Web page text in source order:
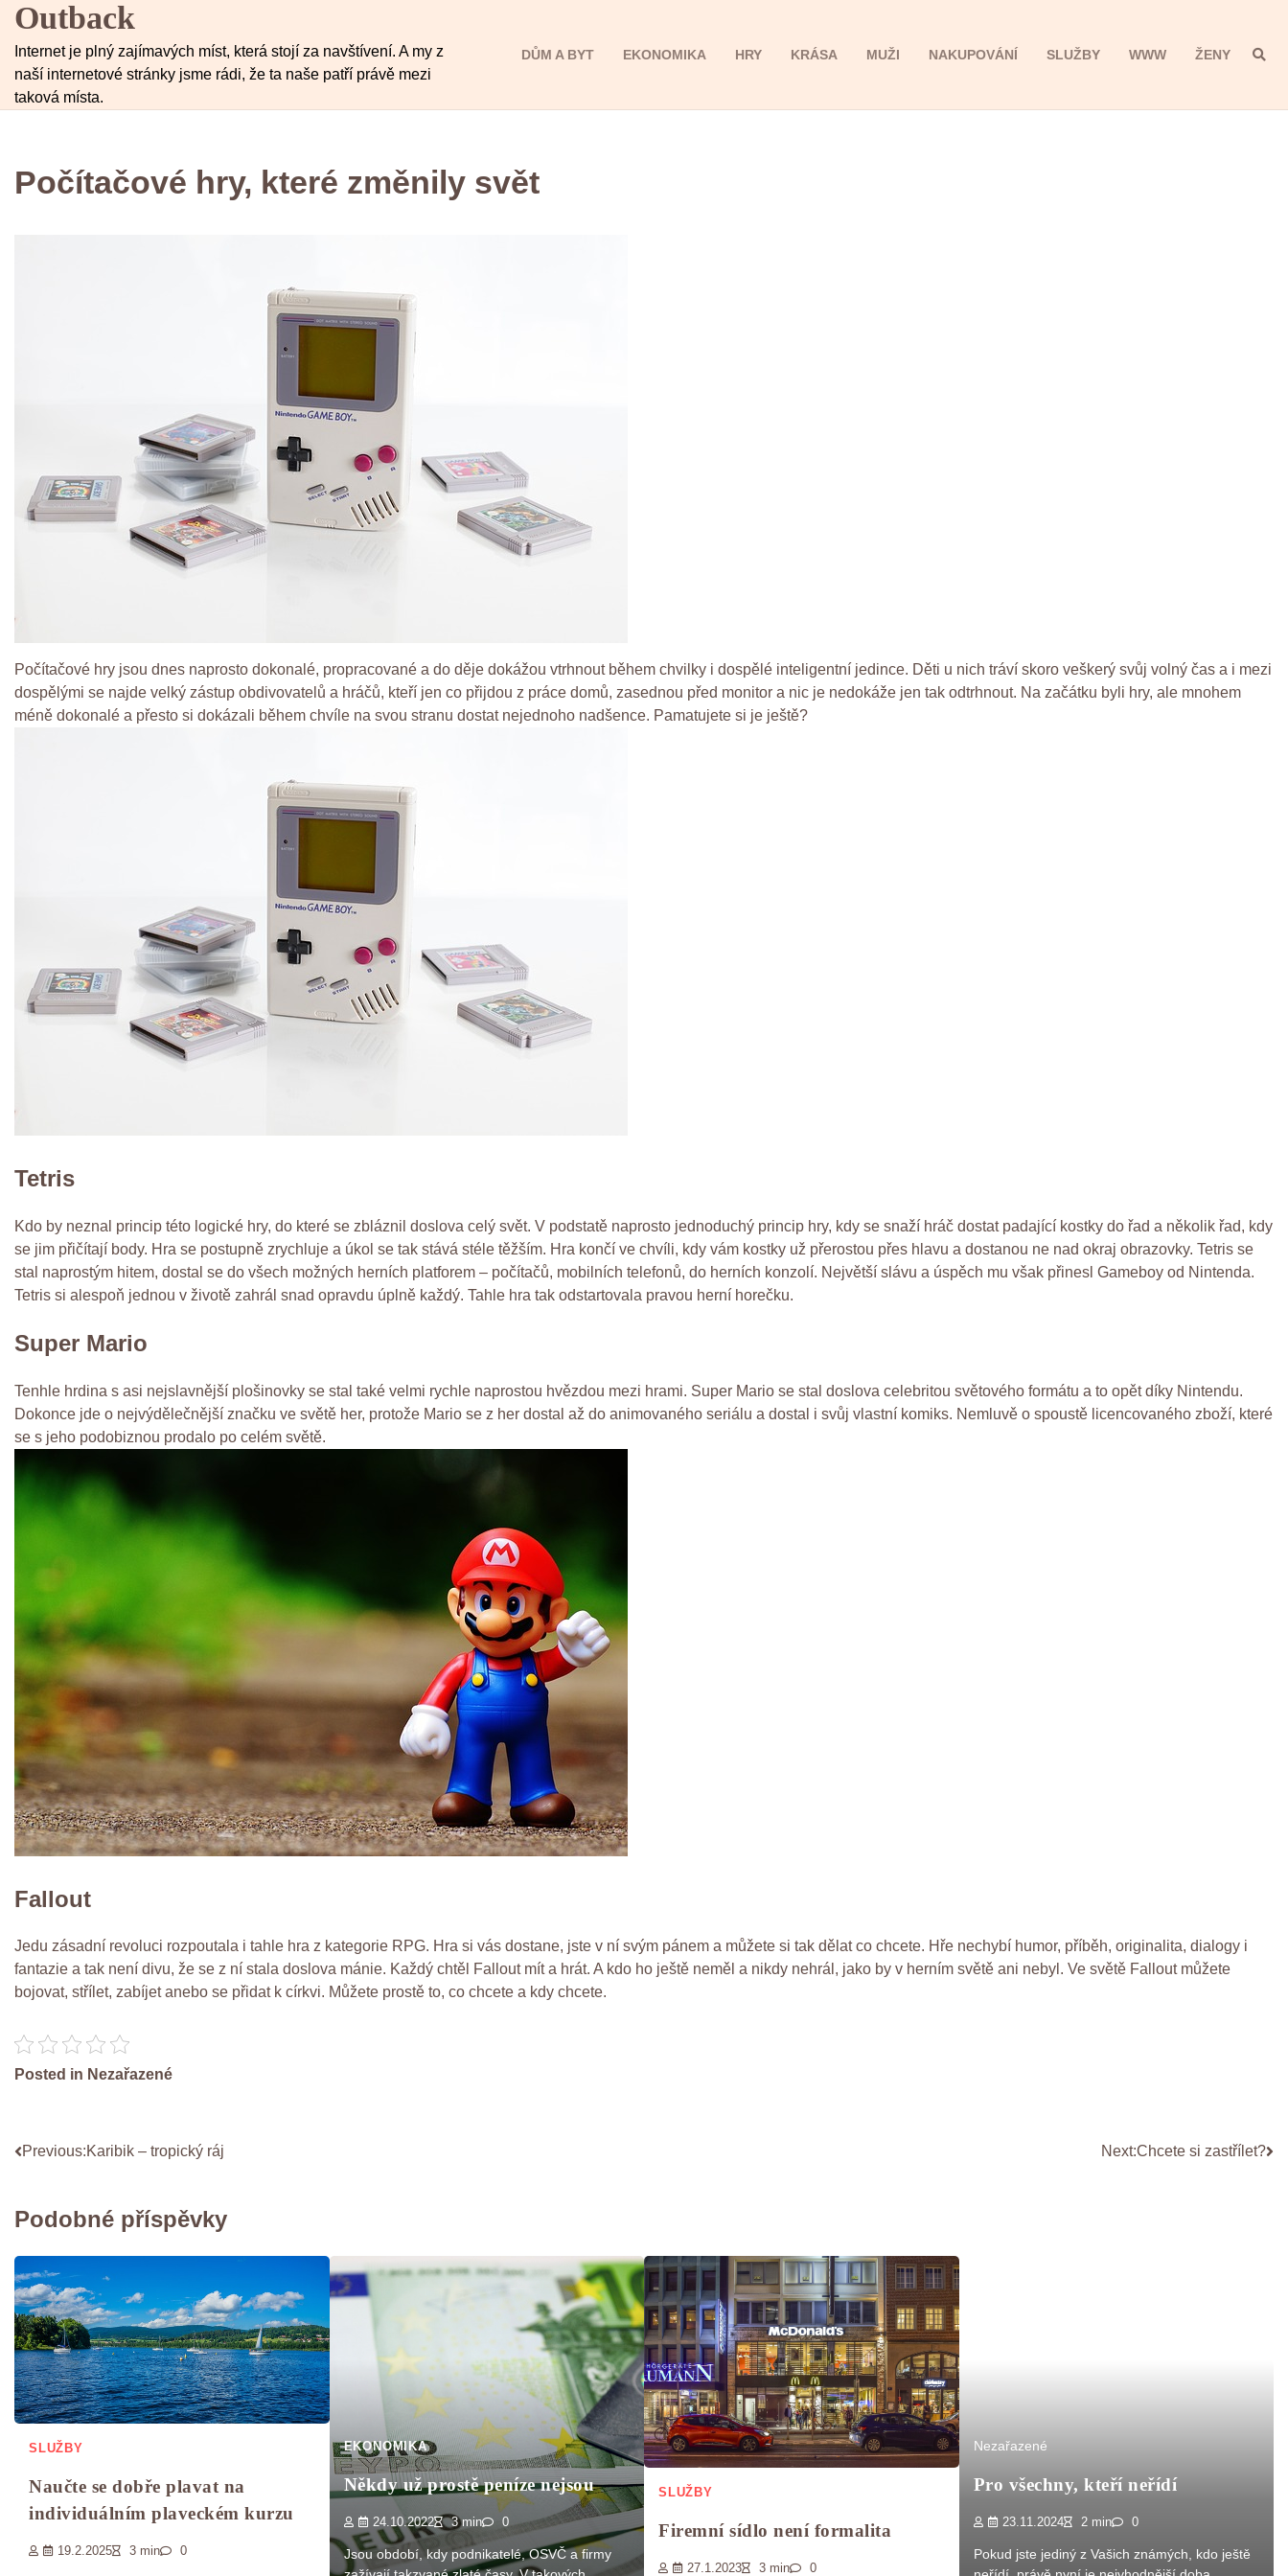
Skip
content
Outback
Internet je plný zajímavých míst, která stojí za navštívení. A my z
naší internetové stránky jsme rádi, že ta naše patří právě mezi
taková místa.
DŮM A BYT EKONOMIKA HRY KRÁSA MUŽI NAKUPOVÁNÍ SLUŽBY WWW ŽENY
Počítačové hry, které změnily svět
Počítačové hry jsou dnes naprosto dokonalé, propracované a do děje dokážou vtrhnout během chvilky i dospělé inteligentní jedince. Děti u nich tráví skoro veškerý svůj volný čas a i mezi
dospělými se najde velký zástup obdivovatelů a hráčů, kteří jen co přijdou z práce domů, zasednou před monitor a nic je nedokáže jen tak odtrhnout. Na začátku byli hry, ale mnohem
méně dokonalé a přesto si dokázali během chvíle na svou stranu dostat nejednoho nadšence. Pamatujete si je ještě?
Tetris
Kdo by neznal princip této logické hry, do které se zbláznil doslova celý svět. V podstatě naprosto jednoduchý princip hry, kdy se snaží hráč dostat padající kostky do řad a několik řad, kdy
se jim přičítají body. Hra se postupně zrychluje a úkol se tak stává stéle těžším. Hra končí ve chvíli, kdy vám kostky už přerostou přes hlavu a dostanou ne nad okraj obrazovky. Tetris se
stal naprostým hitem, dostal se do všech možných herních platforem – počítačů, mobilních telefonů, do herních konzolí. Největší slávu a úspěch mu však přinesl Gameboy od Nintenda.
Tetris si alespoň jednou v životě zahrál snad opravdu úplně každý. Tahle hra tak odstartovala pravou herní horečku.
Super Mario
Tenhle hrdina s asi nejslavnější plošinovky se stal také velmi rychle naprostou hvězdou mezi hrami. Super Mario se stal doslova celebritou světového formátu a to opět díky Nintendu.
Dokonce jde o nejvýdělečnější značku ve světě her, protože Mario se z her dostal až do animovaného seriálu a dostal i svůj vlastní komiks. Nemluvě o spoustě licencovaného zboží, které
se s jeho podobiznou prodalo po celém světě.
Fallout
Jedu zásadní revoluci rozpoutala i tahle hra z kategorie RPG. Hra si vás dostane, jste v ní svým pánem a můžete si tak dělat co chcete. Hře nechybí humor, příběh, originalita, dialogy i
fantazie a tak není divu, že se z ní stala doslova mánie. Každý chtěl Fallout mít a hrát. A kdo ho ještě neměl a nikdy nehrál, jako by v herním světě ani nebyl. Ve světě Fallout můžete
bojovat, střílet, zabíjet anebo se přidat k církvi. Můžete prostě to, co chcete a kdy chcete.
Posted in Nezařazené
Navigace
příspěvek
Previous:Karibik – tropický ráj Next:Chcete si zastřílet?
Podobné příspěvky
SLUŽBY
Naučte se dobře plavat na
individuálním plaveckém kurzu
19.2.2025 3 min 0
EKONOMIKA
Někdy už prostě peníze nejsou
24.10.2022 3 min 0
Jsou období, kdy podnikatelé, OSVČ a firmy
SLUŽBY
Firemní sídlo není formalita
27.1.2023 3 min 0
Nezařazené
Pro všechny, kteří neřídí
23.11.2024 2 min 0
Pokud jste jediný z Vašich známých, kdo ještě